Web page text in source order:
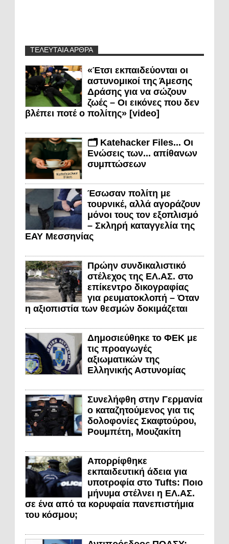
ΤΕΛΕΥΤΑΙΑ ΑΡΘΡΑ
«Έτσι εκπαιδεύονται οι
αστυνομικοί της Άμεσης
Δράσης για να σώζουν
ζωές – Οι εικόνες που δεν
βλέπει ποτέ ο πολίτης» [video]
🗂️ Katehacker Files... Οι
Ενώσεις των... απίθανων
συμπτώσεων
Έσωσαν πολίτη με
τουρνικέ, αλλά αγοράζουν
μόνοι τους τον εξοπλισμό
– Σκληρή καταγγελία της
ΕΑΥ Μεσσηνίας
Πρώην συνδικαλιστικό
στέλεχος της ΕΛ.ΑΣ. στο
επίκεντρο δικογραφίας
για ρευματοκλοπή – Όταν
η αξιοπιστία των θεσμών δοκιμάζεται
Δημοσιεύθηκε το ΦΕΚ με
τις προαγωγές
αξιωματικών της
Ελληνικής Αστυνομίας
Συνελήφθη στην Γερμανία
ο καταζητούμενος για τις
δολοφονίες Σκαφτούρου,
Ρουμπέτη, Μουζακίτη
Απορρίφθηκε
εκπαιδευτική άδεια για
υποτροφία στο Tufts: Ποιο
μήνυμα στέλνει η ΕΛ.ΑΣ.
σε ένα από τα κορυφαία πανεπιστήμια
του κόσμου;